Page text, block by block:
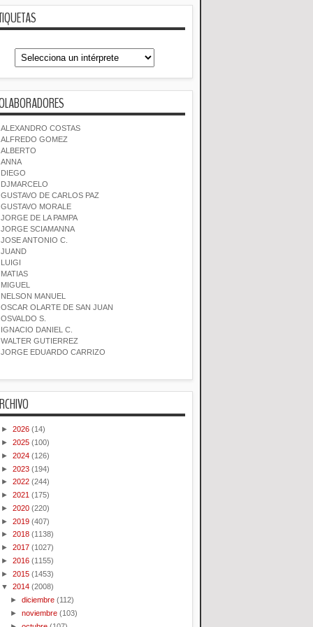
ALEXANDRO COSTAS
ALFREDO GOMEZ
ALBERTO
ANNA
DIEGO
DJMARCELO
GUSTAVO DE CARLOS PAZ
GUSTAVO MORALE
JORGE DE LA PAMPA
JORGE SCIAMANNA
JOSE ANTONIO C.
JUAND
LUIGI
MATIAS
MIGUEL
NELSON MANUEL
OSCAR OLARTE DE SAN JUAN
OSVALDO S.
IGNACIO DANIEL C.
WALTER GUTIERREZ
JORGE EDUARDO CARRIZO
► 2026 (14)
► 2025 (100)
► 2024 (126)
► 2023 (194)
► 2022 (244)
► 2021 (175)
► 2020 (220)
► 2019 (407)
► 2018 (1138)
► 2017 (1027)
► 2016 (1155)
► 2015 (1453)
▼ 2014 (2008)
►diciembre (112)
►noviembre (103)